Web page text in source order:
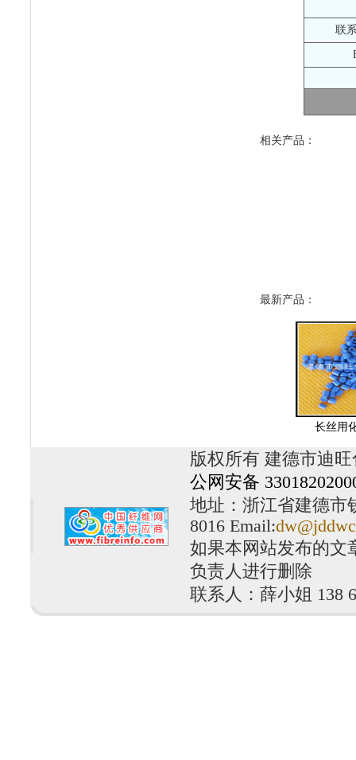
联
相关产品：
最新产品：
长丝用
版权所有 建德市迪
公网安备
地址：浙江省建德市
8016 Email:
如果本网站发布的文
负责人进行删除
联系人：薛小姐 138